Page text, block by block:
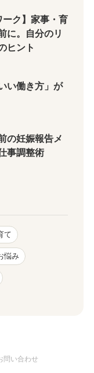
ーク】家事・育
に。自分のリ
ヒント
い働き方」が
の妊娠報告メ
事調整術
て
悩み
問い合わせ